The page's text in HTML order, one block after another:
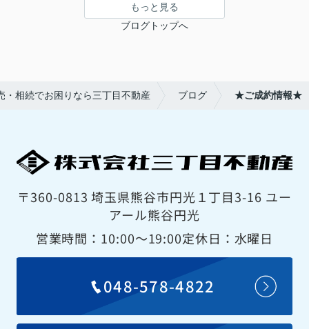
もっと見る
ブログトップへ
・相続でお困りなら三丁目不動産 ブログ ★ご成約情報★
〒360-0813 埼玉県熊谷市円光１丁目3-16 ユー
アール熊谷円光
営業時間：10:00〜19:00定休日：水曜日
048-578-4822